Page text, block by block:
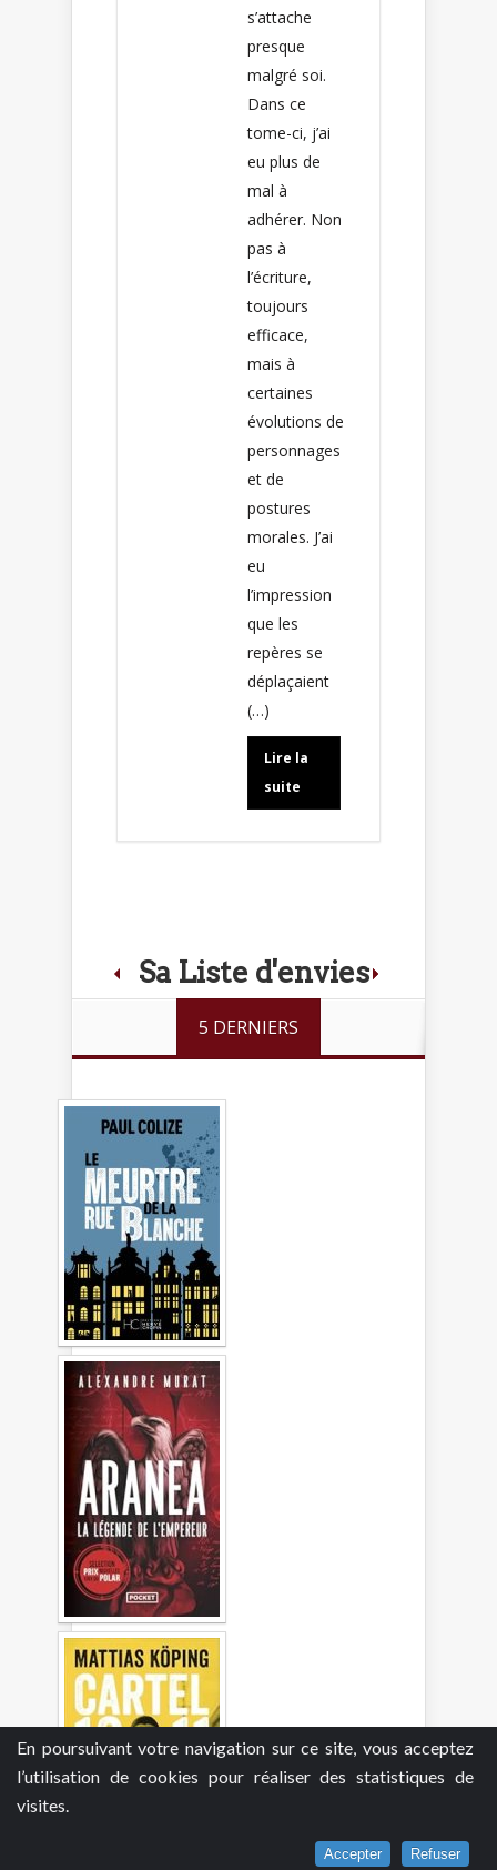
En poursuivant votre navigation sur ce site, vous acceptez
l’utilisation de cookies pour réaliser des statistiques de
visites.
Accepter Refuser
s’attache
presque
malgré soi.
Dans ce
tome-ci, j’ai
eu plus de
mal à
adhérer. Non
pas à
l’écriture,
toujours
efficace,
mais à
certaines
évolutions de
personnages
et de
postures
morales. J’ai
eu
l’impression
que les
repères se
déplaçaient
(…)
Lire la
suite
Sa Liste d'envies
5 DERNIERS